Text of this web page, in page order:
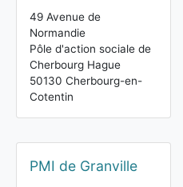
49 Avenue de
Normandie
Pôle d'action sociale de
Cherbourg Hague
50130 Cherbourg-en-
Cotentin
PMI de Granville